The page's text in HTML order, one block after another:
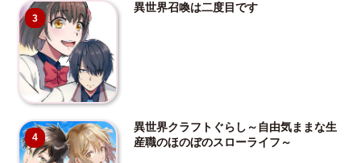
3
異世界召喚は二度目です
4
異世界クラフトぐらし～自由気ままな生
産職のほのぼのスローライフ～